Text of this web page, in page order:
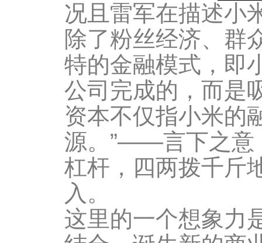
况且雷军在描述小
除了粉丝经济、群
特的金融模式，即
公司完成的，而是
资本不仅指小米的
源。”——言下之意
杠杆，四两拨千斤
入。
这里的一个想象力